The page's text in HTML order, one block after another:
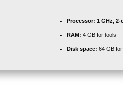
Processor: 1 GHz, 2-
RAM: 4 GB for tools
Disk space: 64 GB